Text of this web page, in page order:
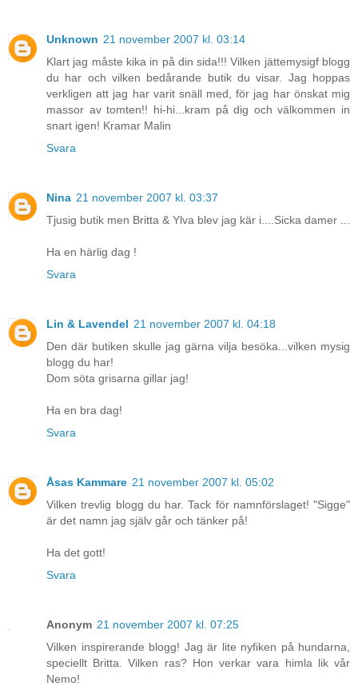
Unknown 21 november 2007 kl. 03:14
Klart jag måste kika in på din sida!!! Vilken jättemysigf blogg
du har och vilken bedårande butik du visar. Jag hoppas
verkligen att jag har varit snäll med, för jag har önskat mig
massor av tomten!! hi-hi...kram på dig och välkommen in
snart igen! Kramar Malin
Svara
Nina 21 november 2007 kl. 03:37
Tjusig butik men Britta & Ylva blev jag kär i....Sicka damer ...
Ha en härlig dag !
Svara
Lin & Lavendel 21 november 2007 kl. 04:18
Den där butiken skulle jag gärna vilja besöka...vilken mysig
blogg du har!
Dom söta grisarna gillar jag!
Ha en bra dag!
Svara
Åsas Kammare 21 november 2007 kl. 05:02
Vilken trevlig blogg du har. Tack för namnförslaget! "Sigge"
är det namn jag själv går och tänker på!
Ha det gott!
Svara
Anonym 21 november 2007 kl. 07:25
Vilken inspirerande blogg! Jag är lite nyfiken på hundarna,
speciellt Britta. Vilken ras? Hon verkar vara himla lik vår
Nemo!